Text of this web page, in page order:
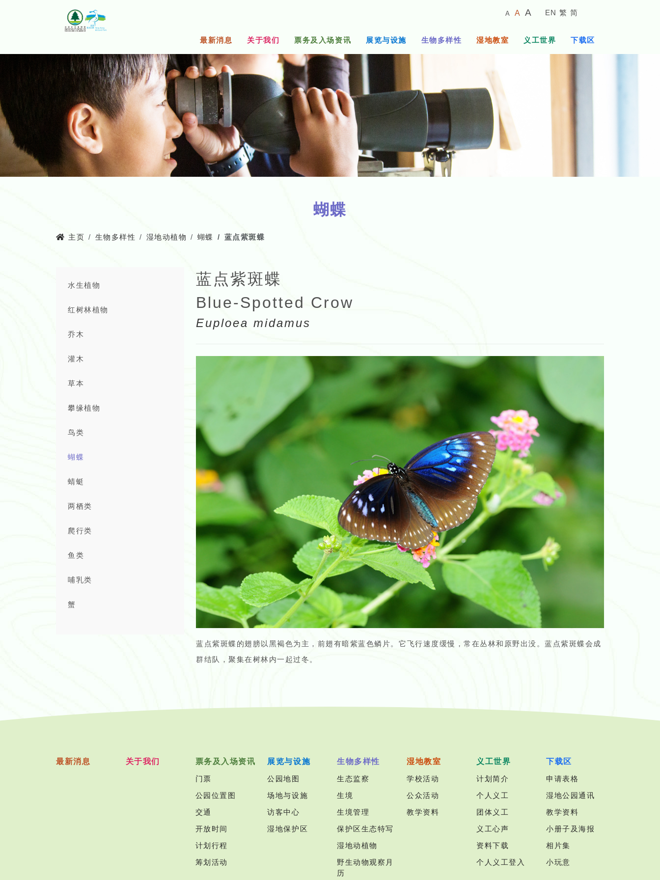
A
较
A
预
字
体
A
的
EN 繁 简
最新消息 关于我们 票务及入场资讯 展览与设施 生物多样性 湿地教室 义工世界 下载区
蝴蝶
主页 生物多样性 湿地动植物 蝴蝶 蓝点紫斑蝶
水生植物
红树林植物
乔木
灌木
草本
攀缘植物
鸟类
蝴蝶
蜻蜓
两栖类
爬行类
鱼类
哺乳类
蟹
蓝点紫斑蝶
Blue-Spotted Crow
Euploea midamus
蓝点紫斑蝶的翅膀以黑褐色为主，前翅有暗紫蓝色鳞片。它飞行速度缓慢，常在丛林和原野出没。蓝点紫斑蝶会成
群结队，聚集在树林内一起过冬。
最新消息 关于我们 票务及入场资讯
门票
公园位置图
交通
开放时间
计划行程
筹划活动
展览与设施
公园地图
场地与设施
访客中心
湿地保护区
生物多样性
生态监察
生境
生境管理
保护区生态特写
湿地动植物
野生动物观察月
历
湿地教室
学校活动
公众活动
教学资料
义工世界
计划简介
个人义工
团体义工
义工心声
资料下载
个人义工登入
下载区
申请表格
湿地公园通讯
教学资料
小册子及海报
相片集
小玩意